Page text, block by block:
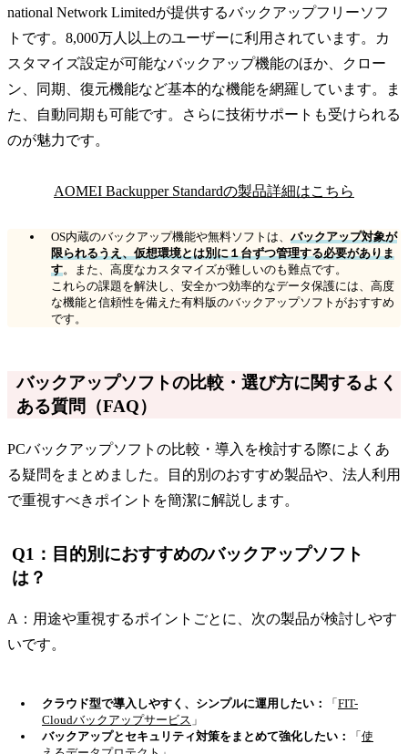
national Network Limitedが提供するバックアップフリーソフ
トです。8,000万人以上のユーザーに利用されています。カ
スタマイズ設定が可能なバックアップ機能のほか、クロー
ン、同期、復元機能など基本的な機能を網羅しています。ま
た、自動同期も可能です。さらに技術サポートも受けられる
のが魅力です。
AOMEI Backupper Standardの製品詳細はこちら
OS内蔵のバックアップ機能や無料ソフトは、 バックアップ対象が
限られるうえ、仮想環境とは別に１台ずつ管理する必要がありま
す。また、高度なカスタマイズが難しいのも難点です。
これらの課題を解決し、安全かつ効率的なデータ保護には、高度
な機能と信頼性を備えた有料版のバックアップソフトがおすすめ
です。
バックアップソフトの比較・選び方に関するよく
ある質問（FAQ）
PCバックアップソフトの比較・導入を検討する際によくあ
る疑問をまとめました。目的別のおすすめ製品や、法人利用
で重視すべきポイントを簡潔に解説します。
Q1：目的別におすすめのバックアップソフト
は？
A：用途や重視するポイントごとに、次の製品が検討しやす
いです。
クラウド型で導入しやすく、シンプルに運用したい： 「 FIT-
Cloudバックアップサービス 」
バックアップとセキュリティ対策をまとめて強化したい：
「 使